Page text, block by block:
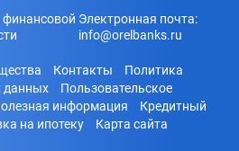
Электронная почта:
info@orelbanks.ru
Контакты
Политика
данных
Пользовательское
информация
Кредитный
на ипотеку Карта сайта